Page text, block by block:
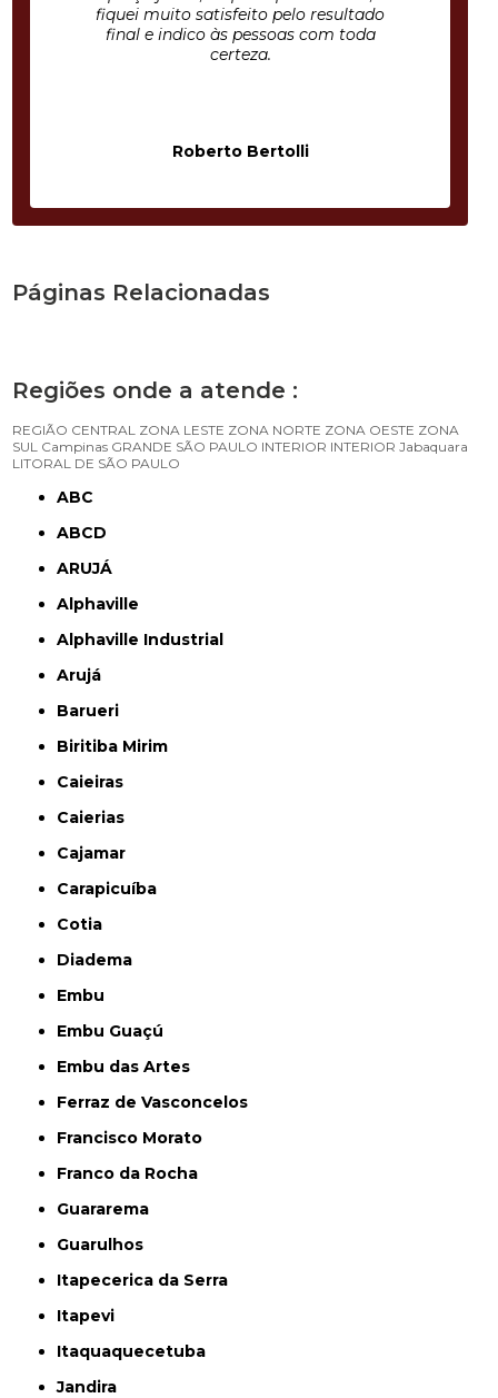
fiquei muito satisfeito pelo resultado
final e indico às pessoas com toda
certeza.
Roberto Bertolli
Páginas Relacionadas
Regiões onde a atende :
REGIÃO CENTRAL ZONA LESTE ZONA NORTE ZONA OESTE ZONA
SUL Campinas GRANDE SÃO PAULO INTERIOR INTERIOR Jabaquara
LITORAL DE SÃO PAULO
ABC
ABCD
ARUJÁ
Alphaville
Alphaville Industrial
Arujá
Barueri
Biritiba Mirim
Caieiras
Caierias
Cajamar
Carapicuíba
Cotia
Diadema
Embu
Embu Guaçú
Embu das Artes
Ferraz de Vasconcelos
Francisco Morato
Franco da Rocha
Guararema
Guarulhos
Itapecerica da Serra
Itapevi
Itaquaquecetuba
Jandira